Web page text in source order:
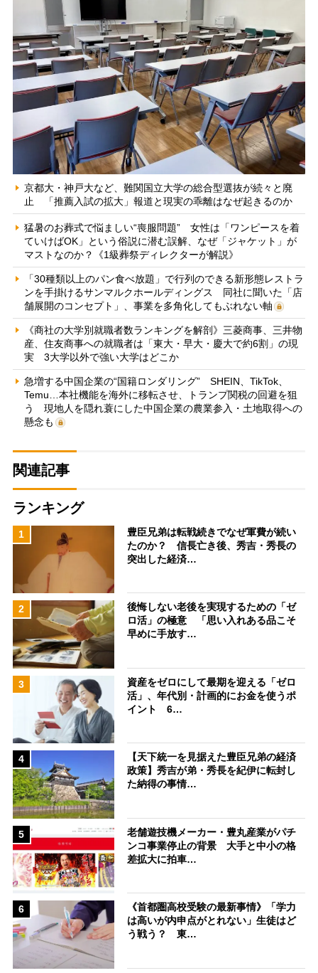
京都大・神戸大など、難関国立大学の総合型選抜が続々と廃
止 「推薦入試の拡大」報道と現実の乖離はなぜ起きるのか
猛暑のお葬式で悩ましい“喪服問題” 女性は「ワンピースを着
ていけばOK」という俗説に潜む誤解、なぜ「ジャケット」が
マストなのか？《1級葬祭ディレクターが解説》
「30種類以上のパン食べ放題」で行列のできる新形態レストラ
ンを手掛けるサンマルクホールディングス 同社に聞いた「店
舗展開のコンセプト」、事業を多角化してもぶれない軸
《商社の大学別就職者数ランキングを解剖》三菱商事、三井物
産、住友商事への就職者は「東大・早大・慶大で約6割」の現
実 3大学以外で強い大学はどこか
急増する中国企業の“国籍ロンダリング” SHEIN、TikTok、
Temu…本社機能を海外に移転させ、トランプ関税の回避を狙
う 現地人を隠れ蓑にした中国企業の農業参入・土地取得への
懸念も
関連記事
ランキング
1
豊臣兄弟は転戦続きでなぜ軍費が続い
たのか？ 信長亡き後、秀吉・秀長の
突出した経済…
2
後悔しない老後を実現するための「ゼ
ロ活」の極意 「思い入れある品こそ
早めに手放す…
3
資産をゼロにして最期を迎える「ゼロ
活」、年代別・計画的にお金を使うポ
イント 6…
4
【天下統一を見据えた豊臣兄弟の経済
政策】秀吉が弟・秀長を紀伊に転封し
た納得の事情…
5
老舗遊技機メーカー・豊丸産業がパチ
ンコ事業停止の背景 大手と中小の格
差拡大に拍車…
6
《首都圏高校受験の最新事情》「学力
は高いが内申点がとれない」生徒はど
う戦う？ 東…